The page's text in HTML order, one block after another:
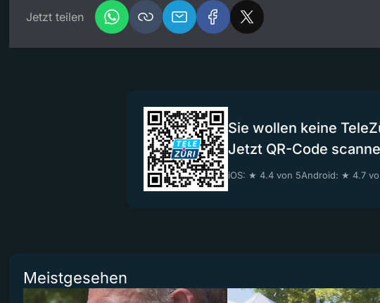
Jetzt teilen
Sie wollen keine
Jetzt QR-Code
iOS: ★ 4.4 von 5Android: ★ 4.7
Meistgesehen